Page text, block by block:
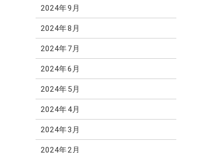
2024年9月
2024年8月
2024年7月
2024年6月
2024年5月
2024年4月
2024年3月
2024年2月